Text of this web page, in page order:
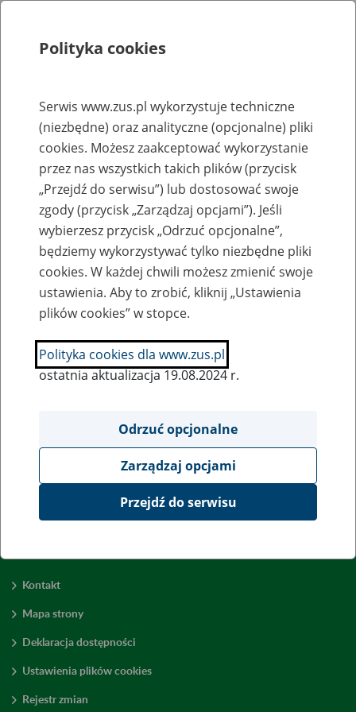
Rejestry, ewidencje i archiwa
Baza zlikwidowanych lub
przekształconych zakładów pracy
Nazwa zakładu pracy:
SZUKAJ
Wyświetl wszystkie
Kontakt
Mapa strony
Deklaracja dostępności
Ustawienia plików cookies
Rejestr zmian
Polityka cookies
Serwis www.zus.pl wykorzystuje techniczne
(niezbędne) oraz analityczne (opcjonalne) pliki
cookies. Możesz zaakceptować wykorzystanie
przez nas wszystkich takich plików (przycisk
„Przejdź do serwisu”) lub dostosować swoje
zgody (przycisk „Zarządzaj opcjami”). Jeśli
wybierzesz przycisk „Odrzuć opcjonalne”,
będziemy wykorzystywać tylko niezbędne pliki
cookies. W każdej chwili możesz zmienić swoje
ustawienia. Aby to zrobić, kliknij „Ustawienia
plików cookies” w stopce.
Polityka cookies dla www.zus.pl
ostatnia aktualizacja 19.08.2024 r.
Odrzuć opcjonalne
Zarządzaj opcjami
Przejdź do serwisu